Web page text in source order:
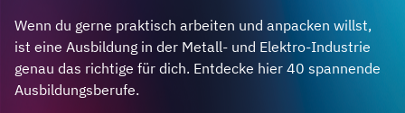
Wenn du gerne praktisch arbeiten und anpacken willst,
ist eine Ausbildung in der Metall- und Elektro-Industrie
genau das richtige für dich. Entdecke hier 40 spannende
Ausbildungsberufe.